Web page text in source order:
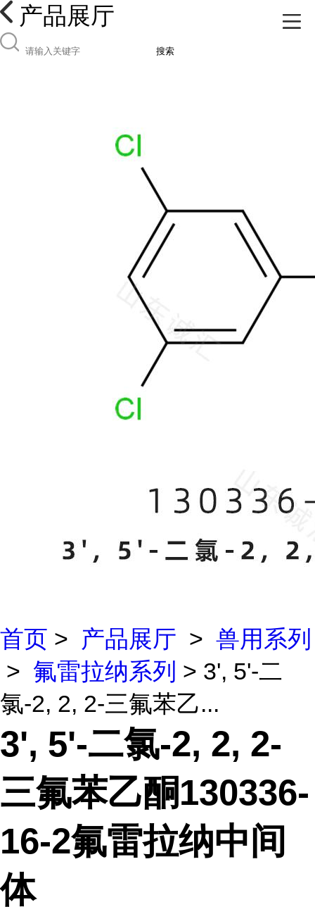
产品展厅
搜索
首页 > 产品展厅 > 兽用系列
> 氟雷拉纳系列 > 3', 5'-二
氯-2, 2, 2-三氟苯乙...
3', 5'-二氯-2, 2, 2-
三氟苯乙酮130336-
16-2氟雷拉纳中间
体